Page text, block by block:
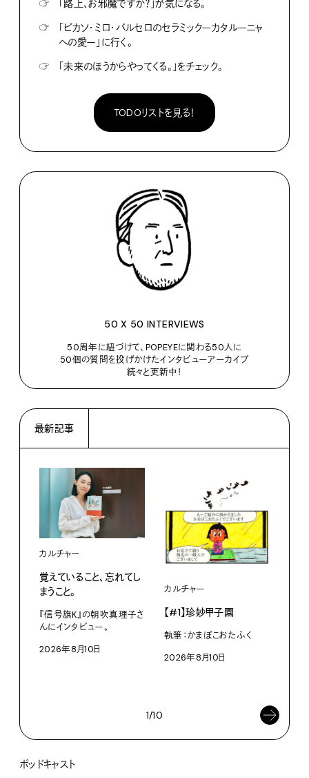
☞
「路上、お邪魔ですか？」が気になる。
☞
「ピカソ・ミロ・バルセロのセラミックーカタルーニャ
への愛ー」に行く。
☞
「未来のほうからやってくる。」をチェック。
TODOリストを見る！
50 X 50 INTERVIEWS
50周年に紐づけて、POPEYEに関わる50人に
50個の質問を投げかけたインタビューアーカイブ
続々と更新中！
最新記事
カルチャー
覚えていること、忘れてし
まうこと。
『信号旗K』の朝吹真理子さ
んにインタビュー。
2026年8月10日
カルチャー
【#1】珍妙甲子園
執筆：かまぼこおたふく
2026年8月10日
1/10
ポッドキャスト